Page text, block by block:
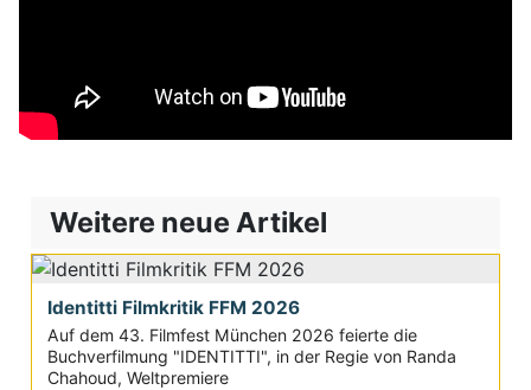
Weitere neue Artikel
Identitti Filmkritik FFM 2026
Auf dem 43. Filmfest München 2026 feierte die
Buchverfilmung "IDENTITTI", in der Regie von Randa
Chahoud, Weltpremiere